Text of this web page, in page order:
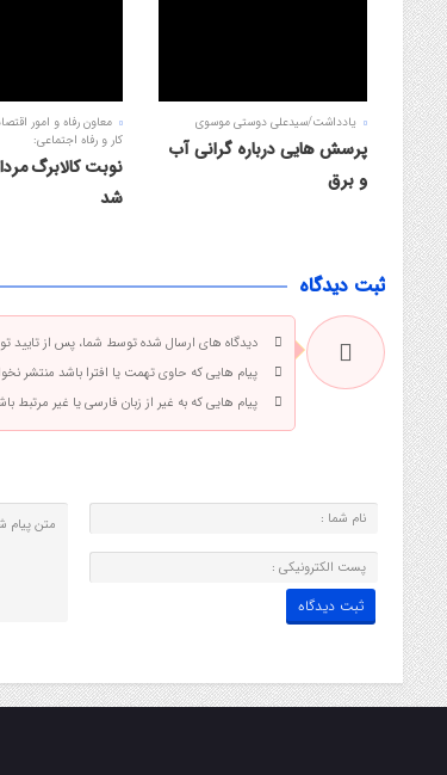
یادداشت/سیدعلی دوستی موسوی
پرسش هایی درباره گرانی آب
و برق
معاون رفاه و امور
کار و رفاه اجتماعی:
نوبت کالابرگ
شد
ثبت دیدگاه
دیدگاه های ارسال شده توسط شما، پس از
پیام هایی که حاوی تهمت یا افترا باشد منتشر
پیام هایی که به غیر از زبان فارسی یا غیر مرتبط